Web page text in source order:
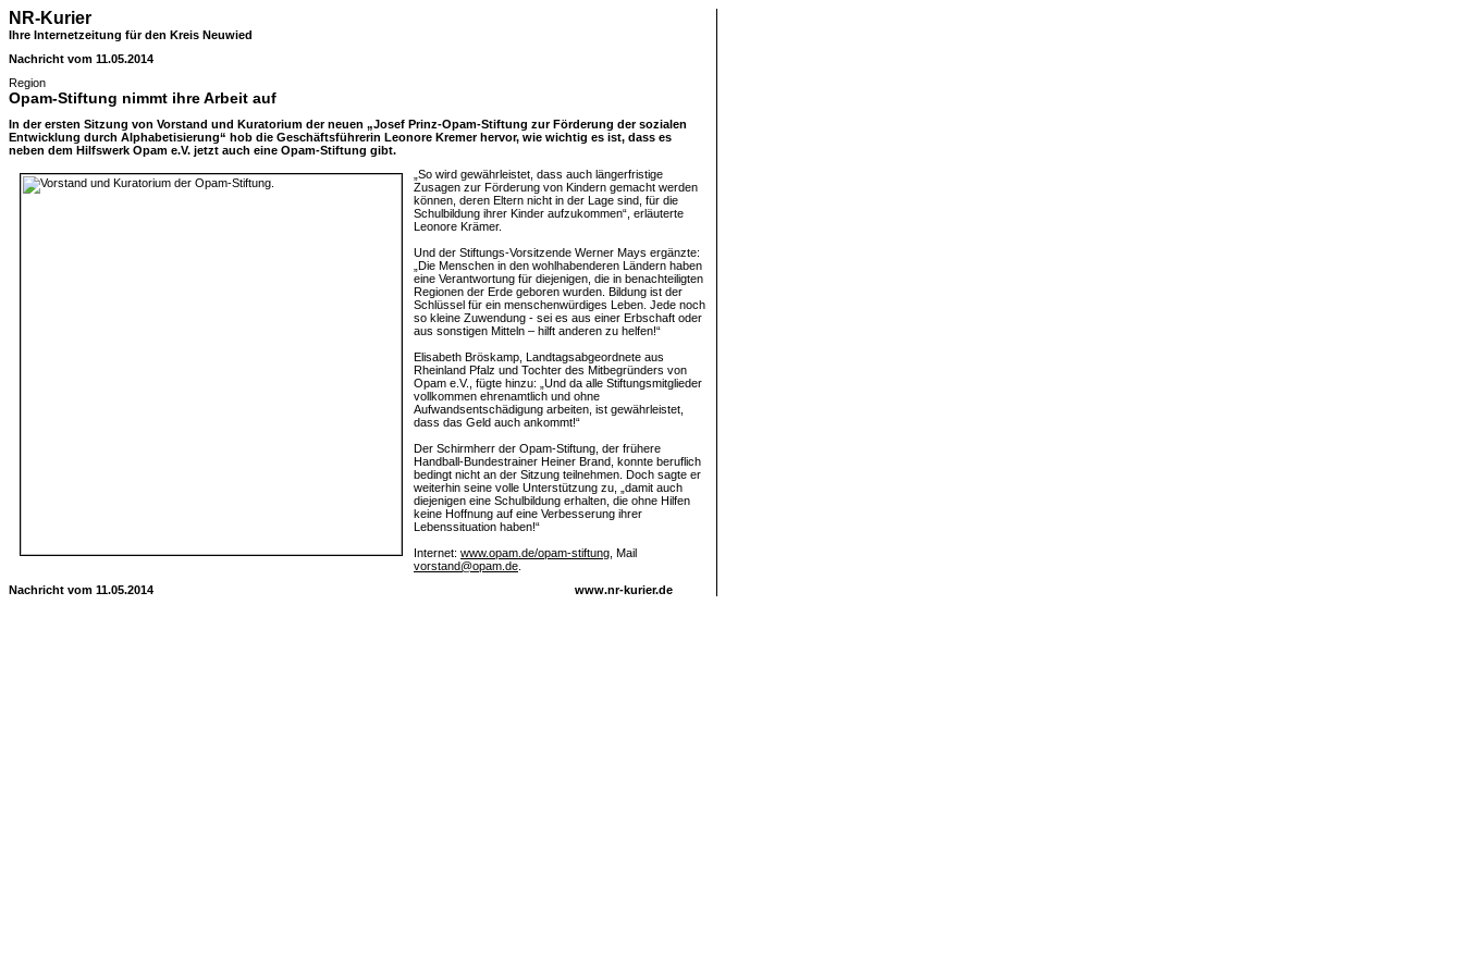
NR-Kurier
Ihre Internetzeitung für den Kreis Neuwied
Nachricht vom 11.05.2014
Region
Opam-Stiftung nimmt ihre Arbeit auf
In der ersten Sitzung von Vorstand und Kuratorium der neuen „Josef Prinz-Opam-Stiftung zur Förderung der sozialen
Entwicklung durch Alphabetisierung“ hob die Geschäftsführerin Leonore Kremer hervor, wie wichtig es ist, dass es
neben dem Hilfswerk Opam e.V. jetzt auch eine Opam-Stiftung gibt.
„So wird gewährleistet, dass auch längerfristige
Zusagen zur Förderung von Kindern gemacht werden
können, deren Eltern nicht in der Lage sind, für die
Schulbildung ihrer Kinder aufzukommen“, erläuterte
Leonore Krämer.
Und der Stiftungs-Vorsitzende Werner Mays ergänzte:
„Die Menschen in den wohlhabenderen Ländern haben
eine Verantwortung für diejenigen, die in benachteiligten
Regionen der Erde geboren wurden. Bildung ist der
Schlüssel für ein menschenwürdiges Leben. Jede noch
so kleine Zuwendung - sei es aus einer Erbschaft oder
aus sonstigen Mitteln – hilft anderen zu helfen!“
Elisabeth Bröskamp, Landtagsabgeordnete aus
Rheinland Pfalz und Tochter des Mitbegründers von
Opam e.V., fügte hinzu: „Und da alle Stiftungsmitglieder
vollkommen ehrenamtlich und ohne
Aufwandsentschädigung arbeiten, ist gewährleistet,
dass das Geld auch ankommt!“
Der Schirmherr der Opam-Stiftung, der frühere
Handball-Bundestrainer Heiner Brand, konnte beruflich
bedingt nicht an der Sitzung teilnehmen. Doch sagte er
weiterhin seine volle Unterstützung zu, „damit auch
diejenigen eine Schulbildung erhalten, die ohne Hilfen
keine Hoffnung auf eine Verbesserung ihrer
Lebenssituation haben!“
Internet: www.opam.de/opam-stiftung , Mail
vorstand@opam.de
Nachricht vom 11.05.2014
www.nr-kurier.de